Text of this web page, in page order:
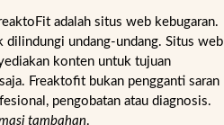
adalah situs web kebugaran.
dilindungi undang-undang. Situs web
konten untuk tujuan
Freaktofit bukan pengganti saran
pengobatan atau diagnosis.
tambahan.